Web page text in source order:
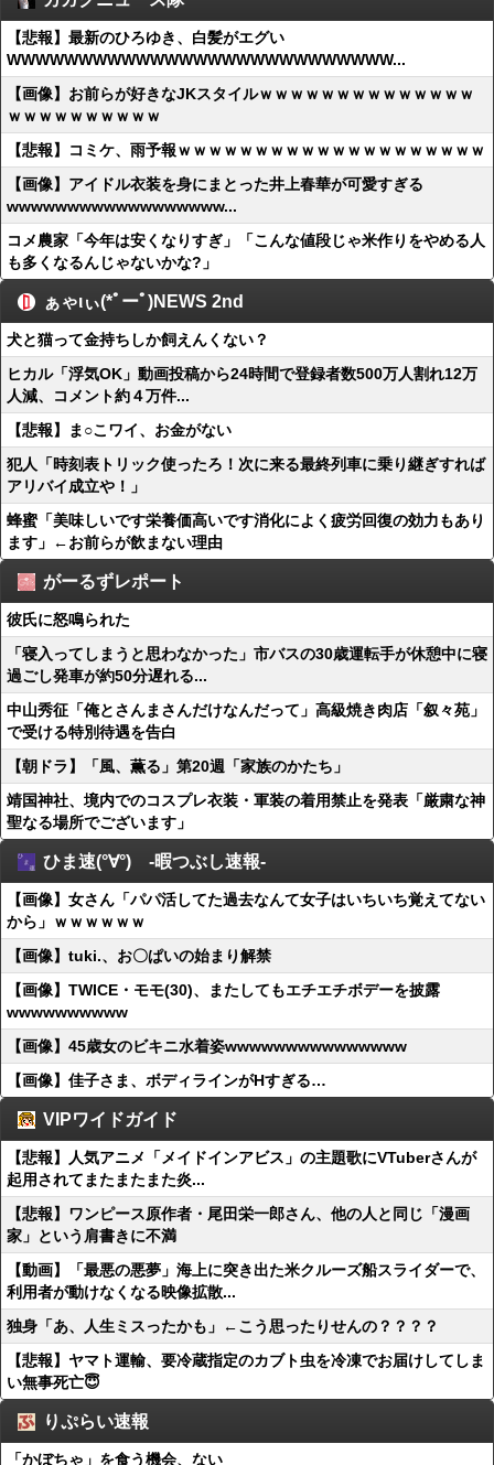
【悲報】最新のひろゆき、白髪がエグい
WWWWWWWWWWWWWWWWWWWWWWWWWWW...
【画像】お前らが好きなJKスタイルｗｗｗｗｗｗｗｗｗｗｗｗｗｗ
ｗｗｗｗｗｗｗｗｗｗ
【悲報】コミケ、雨予報ｗｗｗｗｗｗｗｗｗｗｗｗｗｗｗｗｗｗｗｗ
【画像】アイドル衣装を身にまとった井上春華が可愛すぎる
wwwwwwwwwwwwwwwwww...
コメ農家「今年は安くなりすぎ」「こんな値段じゃ米作りをやめる人
も多くなるんじゃないかな?」
ぁゃιぃ(*ﾟーﾟ)NEWS 2nd
犬と猫って金持ちしか飼えんくない？
ヒカル「浮気OK」動画投稿から24時間で登録者数500万人割れ12万
人減、コメント約４万件...
【悲報】ま○こワイ、お金がない
犯人「時刻表トリック使ったろ！次に来る最終列車に乗り継ぎすれば
アリバイ成立や！」
蜂蜜「美味しいです栄養価高いです消化によく疲労回復の効力もあり
ます」←お前らが飲まない理由
がーるずレポート
彼氏に怒鳴られた
「寝入ってしまうと思わなかった」市バスの30歳運転手が休憩中に寝
過ごし発車が約50分遅れる...
中山秀征「俺とさんまさんだけなんだって」高級焼き肉店「叙々苑」
で受ける特別待遇を告白
【朝ドラ】「風、薫る」第20週「家族のかたち」
靖国神社、境内でのコスプレ衣装・軍装の着用禁止を発表「厳粛な神
聖なる場所でございます」
ひま速(°∀°) -暇つぶし速報-
【画像】女さん「パパ活してた過去なんて女子はいちいち覚えてない
から」ｗｗｗｗｗｗ
【画像】tuki.、お〇ぱいの始まり解禁
【画像】TWICE・モモ(30)、またしてもエチエチボデーを披露
wwwwwwwwww
【画像】45歳女のビキニ水着姿wwwwwwwwwwwwwww
【画像】佳子さま、ボディラインがHすぎる…
VIPワイドガイド
【悲報】人気アニメ「メイドインアビス」の主題歌にVTuberさんが
起用されてまたまたまた炎...
【悲報】ワンピース原作者・尾田栄一郎さん、他の人と同じ「漫画
家」という肩書きに不満
【動画】「最悪の悪夢」海上に突き出た米クルーズ船スライダーで、
利用者が動けなくなる映像拡散...
独身「あ、人生ミスったかも」←こう思ったりせんの？？？？
【悲報】ヤマト運輸、要冷蔵指定のカブト虫を冷凍でお届けしてしま
い無事死亡😇
りぷらい速報
「かぼちゃ」を食う機会、ない